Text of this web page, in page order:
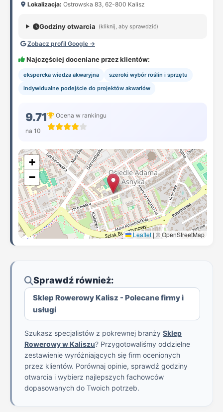
Lokalizacja: Ostrowska 83, 62-800 Kalisz
Godziny otwarcia (kliknij, aby sprawdzić)
Zobacz profil Google →
Najczęściej doceniane przez klientów:
ekspercka wiedza akwaryjna
szeroki wybór roślin i sprzętu
indywidualne podejście do projektów akwariów
9.71
na 10
Ocena w rankingu
+
−
Leaflet | © OpenStreetMap
Sprawdź również:
Sklep Rowerowy Kalisz - Polecane firmy i
usługi
Szukasz specjalistów z pokrewnej branży Sklep
Rowerowy w Kaliszu? Przygotowaliśmy oddzielne
zestawienie wyróżniających się firm ocenionych
przez klientów. Porównaj opinie, sprawdź godziny
otwarcia i wybierz najlepszych fachowców
dopasowanych do Twoich potrzeb.